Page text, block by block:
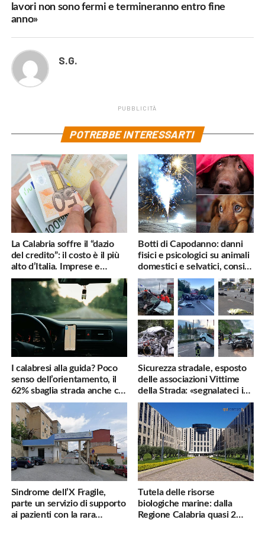
lavori non sono fermi e termineranno entro fine
anno»
S.G.
PUBBLICITÀ
POTREBBE INTERESSARTI
La Calabria soffre il “dazio
del credito”: il costo è il più
alto d’Italia. Imprese e
famiglie penalizzate
Botti di Capodanno: danni
fisici e psicologici su animali
domestici e selvatici, consigli
utili
I calabresi alla guida? Poco
senso dell’orientamento, il
62% sbaglia strada anche col
navigatore
Sicurezza stradale, esposto
delle associazioni Vittime
della Strada: «segnalateci i
pericoli, interverremo
subito»
Sindrome dell’X Fragile,
parte un servizio di supporto
ai pazienti con la rara
Tutela delle risorse
biologiche marine: dalla
Regione Calabria quasi 2